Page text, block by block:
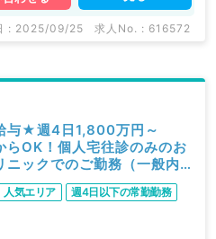
: 2025/09/25 求人No. : 616572
与★週4日1,800万円～
OK！個人宅往診のみのお
ックでのご勤務（一般内科
人気エリア
週4日以下の常勤勤務